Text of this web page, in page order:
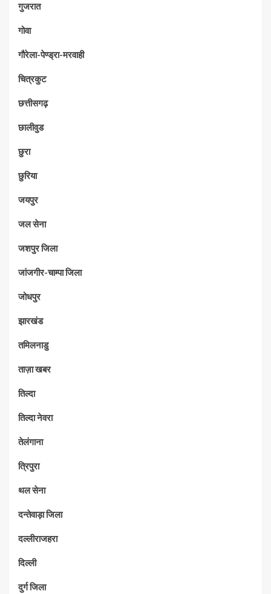
गुजरात
गोवा
गौरेला-पेण्ड्रा-मरवाही
चित्रकुट
छत्तीसगढ़
छालीवुड
छुरा
छुरिया
जयपुर
जल सेना
जशपुर जिला
जांजगीर-चाम्पा जिला
जोधपुर
झारखंड
तमिलनाडु
ताज़ा खबर
तिल्दा
तिल्दा नेवरा
तेलंगाना
त्रिपुरा
थल सेना
दन्तेवाड़ा जिला
दल्लीराजहरा
दिल्ली
दुर्ग जिला